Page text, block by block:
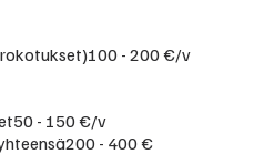
100 - 200 €/v
50 - 150 €/v
200 - 400 €